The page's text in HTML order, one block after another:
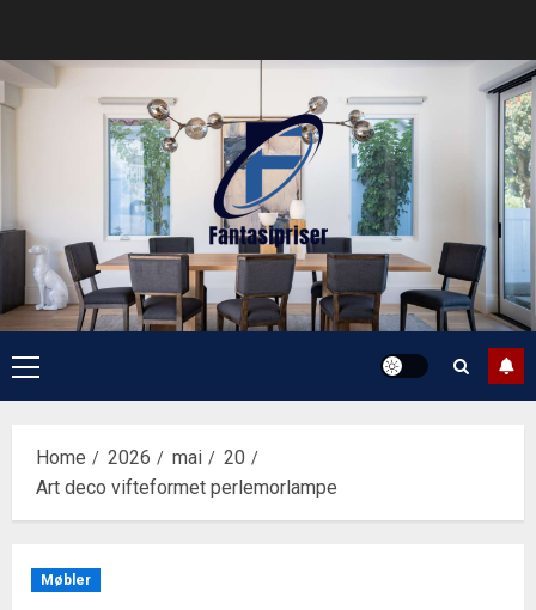
content
Primary
Menu
Home 2026 mai
20
Art deco vifteformet perlemorlampe
Møbler